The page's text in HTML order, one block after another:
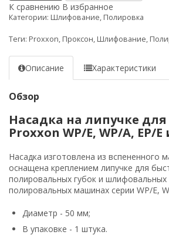
К сравнению В избранное
Категории: Шлифование, Полировка
Теги: Proxxon, Проксон, Шлифование,
Описание Характеристики
Обзор
Насадка на липучке
Proxxon WP/E, WP/A, EP/E
Насадка изготовлена из вспененного
оснащена креплением липучке для
полировальных губок и шлифовальных
полировальных машинах серии WP/E,
Диаметр - 50 мм;
В упаковке - 1 штука.